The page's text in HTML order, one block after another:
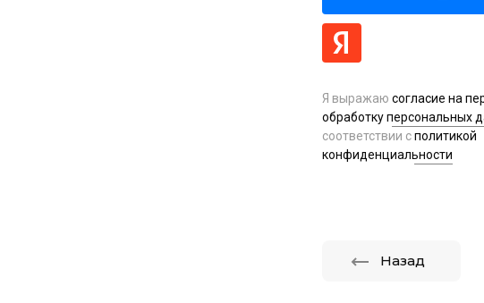
Я выражаю согласие на
обработку персональных
соответствии сполитикой
конфиденциальности
Назад